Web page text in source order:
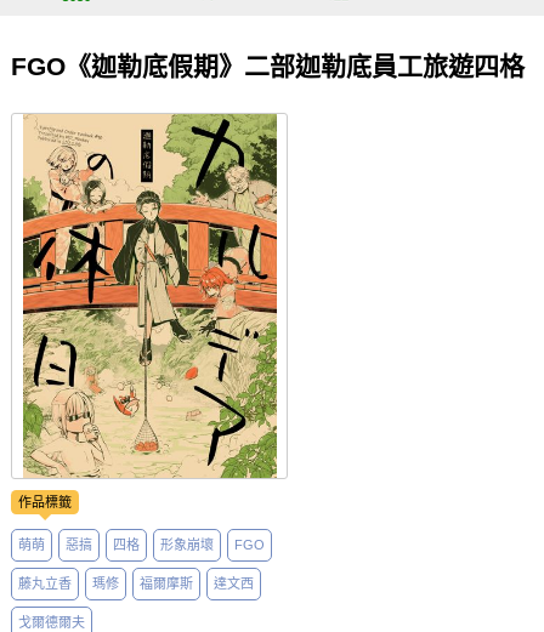
會員功能選單
註冊會員
登入
FGO《迦勒底假期》二部迦勒底員工旅遊四格
作品標籤
萌萌 惡搞 四格 形象崩壞 FGO
藤丸立香 瑪修 福爾摩斯 達文西
戈爾德爾夫